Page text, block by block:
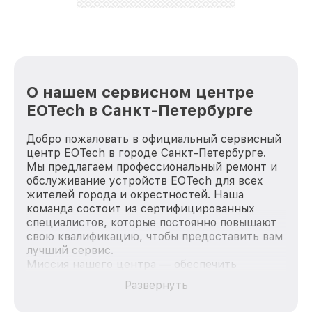
стараемся каждый день делать наш сервис еще
О нашем сервисном центре
EOTech в Санкт-Петербурге
Добро пожаловать в официальный сервисный
центр EOTech в городе Санкт-Петербурге.
Мы предлагаем профессиональный ремонт и
обслуживание устройств EOTech для всех
жителей города и окрестностей. Наша
команда состоит из сертифицированных
специалистов, которые постоянно повышают
свою квалификацию, чтобы предоставить вам
лучший сервис.
Миссия нашего центра — обеспечить
качественный и доступный ремонт для
каждого пользователя продукции EOTech, вне
Развернуть